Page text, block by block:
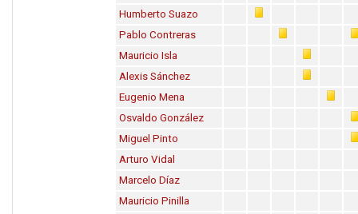
Humberto Suazo
Pablo Contreras
Mauricio Isla
Alexis Sánchez
Eugenio Mena
Osvaldo González
Miguel Pinto
Arturo Vidal
Marcelo Díaz
Mauricio Pinilla